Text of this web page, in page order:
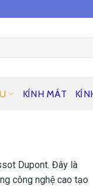
KÍNH MÁT
Dupont. Đây là
công nghệ cao tạo